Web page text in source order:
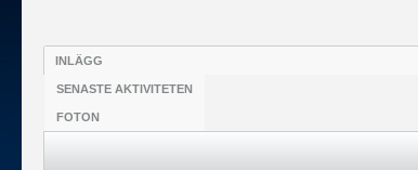
INLÄGG
SENASTE AKTIVITETEN
FOTON